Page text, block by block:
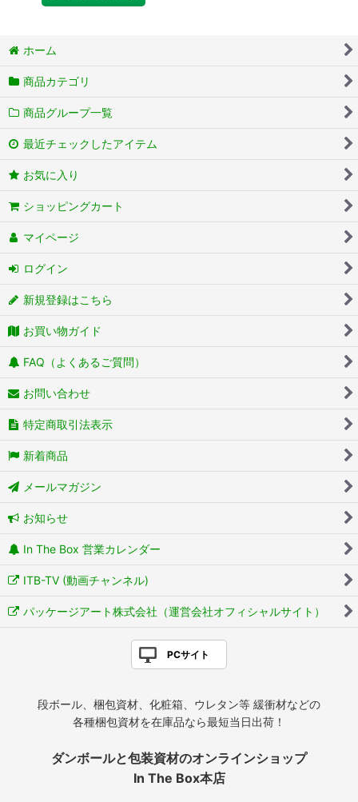
ホーム
商品カテゴリ
商品グループ一覧
最近チェックしたアイテム
お気に入り
ショッピングカート
マイページ
ログイン
新規登録はこちら
お買い物ガイド
FAQ（よくあるご質問）
お問い合わせ
特定商取引法表示
新着商品
メールマガジン
お知らせ
In The Box 営業カレンダー
ITB-TV (動画チャンネル)
パッケージアート株式会社（運営会社オフィシャルサイト）
PCサイト
段ボール、梱包資材、化粧箱、ウレタン等 緩衝材などの
各種梱包資材を在庫品なら最短当日出荷！
ダンボールと包装資材のオンラインショップ
In The Box本店